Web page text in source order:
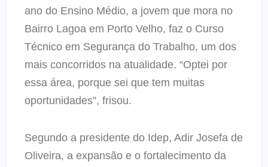
ano do Ensino Médio, a jovem que mora no
Bairro Lagoa em Porto Velho, faz o Curso
Técnico em Segurança do Trabalho, um dos
mais concorridos na atualidade. “Optei por
essa área, porque sei que tem muitas
oportunidades”, frisou.
Segundo a presidente do Idep, Adir Josefa de
Oliveira, a expansão e o fortalecimento da